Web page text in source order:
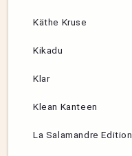
Käthe Kruse
Kikadu
Klar
Klean Kanteen
La Salamandre Edition